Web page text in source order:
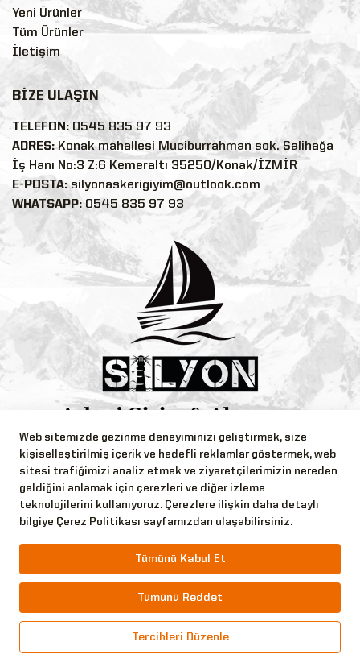
Web sitemizde gezinme deneyiminizi geliştirmek, size
kişiselleştirilmiş içerik ve hedefli reklamlar göstermek, web
sitesi trafiğimizi analiz etmek ve ziyaretçilerimizin nereden
geldiğini anlamak için çerezleri ve diğer izleme
teknolojilerini kullanıyoruz. Çerezlere ilişkin daha detaylı
bilgiye Çerez Politikası sayfamızdan ulaşabilirsiniz.
Tümünü Kabul Et
Tümünü Reddet
Tercihleri Düzenle
Yeni Ürünler
Tüm Ürünler
İletişim
BİZE ULAŞIN
TELEFON: 0545 835 97 93
ADRES:Konak mahallesi Muciburrahman sok. Salihağa
İş Hanı No:3 Z:6 Kemeraltı 35250/Konak/İZMİR
E-POSTA: silyonaskerigiyim@outlook.com
WHATSAPP: 0545 835 97 93
Bizi Takip Edin!
Copyright © 2026 Silyon Askeri Giyim Tüm Hakları
Saklıdır.